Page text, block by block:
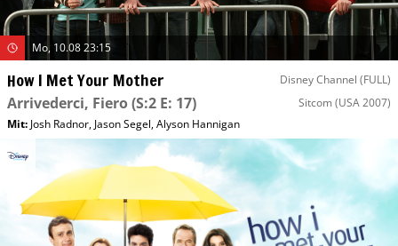
Mo, 10.08 23:15
How I Met Your Mother Disney Channel (FULL)
Arrivederci, Fiero(S:2 E: 17) Sitcom (USA 2007)
Mit: Josh Radnor, Jason Segel,Alyson Hannigan